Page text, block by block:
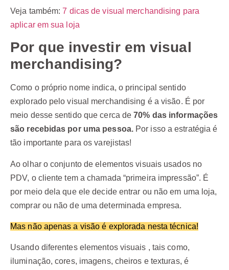
Veja também:7 dicas de visual merchandising para
aplicar em sua loja
Por que investir em visual
merchandising?
Como o próprio nome indica, o principal sentido
explorado pelo visual merchandising é a visão. É por
meio desse sentido que cerca de70% das informações
são recebidas por uma pessoa. Por isso a estratégia é
tão importante para os varejistas!
Ao olhar o conjunto de elementos visuais usados no
PDV, o cliente tem a chamada “primeira impressão”. É
por meio dela que ele decide entrar ou não em uma loja,
comprar ou não de uma determinada empresa.
Mas não apenas a visão é explorada nesta técnica!
Usando diferentes elementos visuais , tais como,
iluminação, cores, imagens, cheiros e texturas, é